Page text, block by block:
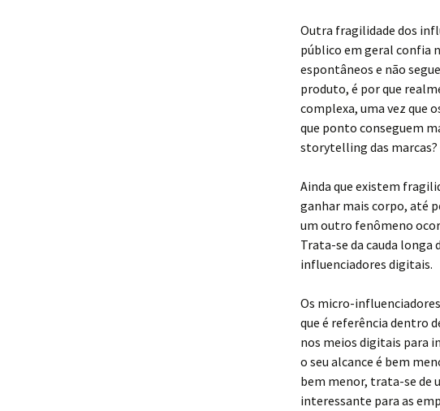
Outra fragilidade dos
público em geral confia
espontâneos e não
produto, é por que
complexa, uma vez que
que ponto conseguem
storytelling das marcas?
Ainda que existem
ganhar mais corpo, até
um outro fenômeno
Trata-se da cauda longa
influenciadores digitais.
Os micro-
que é referência dentro
nos meios digitais para
o seu alcance é bem
bem menor, trata-se de
interessante para as